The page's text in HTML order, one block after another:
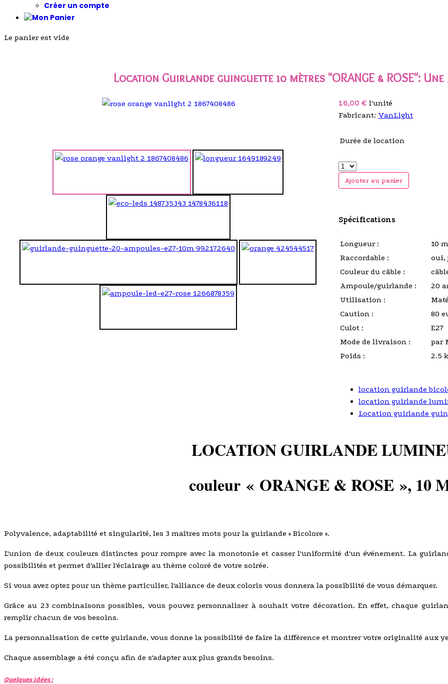
Créer un compte
Le panier est vide
Location Guirlande guinguette 10 mètres "ORANGE & ROSE": Une
16,00 € l'unité
Fabricant: VanLight
Durée de location
Ajouter au panier
Spécifications
Longueur :
10
Raccordable :
oui,
Couleur du câble :
Ampoule/guirlande :
20
Utilisation :
Caution :
80
Culot :
E27
Mode de livraison :
par
Poids :
2.5
location guirlande
location guirlande
Location guirlande
LOCATION GUIRLANDE
couleur « ORANGE & ROSE », 10
Polyvalence, adaptabilité et singularité, les 3 maîtres mots pour la guirlande « Bicolore ».
L'union de deux couleurs distinctes pour rompre avec la monotonie et casser l'uniformité d'un événement. La
possibilités et permet d'allier l'éclairage au thème coloré de votre soirée.
Si vous avez optez pour un thème particulier, l'alliance de deux coloris vous donnera la possibilité de vous démarquer.
Grâce au 23 combinaisons possibles, vous pouvez personnaliser à souhait votre décoration. En effet, chaque
remplir chacun de vos besoins.
La personnalisation de cette guirlande, vous donne la possibilité de faire la différence et montrer votre originalité aux
Chaque assemblage a été conçu afin de s'adapter aux plus grands besoins.
Quelques idées :